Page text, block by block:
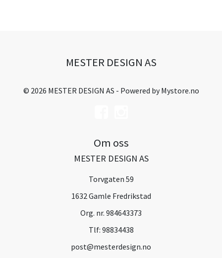
MESTER DESIGN AS
© 2026 MESTER DESIGN AS - Powered byMystore.no
Om oss
MESTER DESIGN AS
Torvgaten 59
1632 Gamle Fredrikstad
Org. nr. 984643373
Tlf: 98834438
post@mesterdesign.no